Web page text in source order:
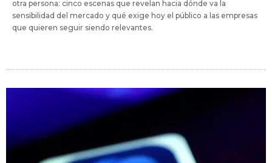
otra persona: cinco escenas que revelan hacia dónde va la
sensibilidad del mercado y qué exige hoy el público a las empresas
que quieren seguir siendo relevantes.